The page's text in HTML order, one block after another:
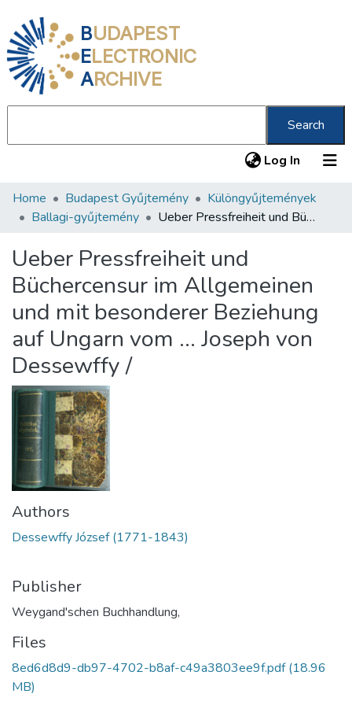
BUDAPEST
ELECTRONIC
ARCHIVE
Search
Log In (current)
Communities & Collections
Statistics
About us
Home Budapest Gyűjtemény
Különgyűjtemények
Ballagi-gyűjtemény
Ueber Pressfreiheit und Büchercensur im Allgemeinen und mit besonderer Beziehung auf Ungarn vom ... Joseph von Dessewffy /
Ueber Pressfreiheit und
Büchercensur im Allgemeinen
und mit besonderer Beziehung
auf Ungarn vom ... Joseph von
Dessewffy /
Authors
Dessewffy József (1771-1843)
Publisher
Weygand'schen Buchhandlung,
Files
8ed6d8d9-db97-4702-b8af-c49a3803ee9f.pdf(18.96
MB)